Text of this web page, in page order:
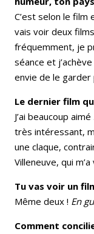
C’est selon le film
vais voir deux
fréquemment, je
séance et
envie de le garder
Le dernier film
J’ai beaucoup aimé
très intéressant,
une claque,
Villeneuve, qui
Tu vas voir un
Même deux ! En
Comment